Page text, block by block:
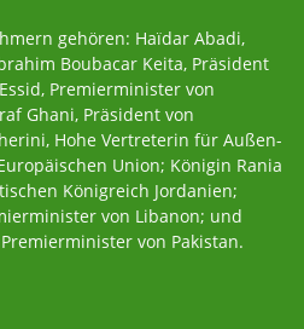
gehören: Haïdar Abadi,
Boubacar Keita, Präsident
Premierminister von
Ghani, Präsident von
Hohe Vertreterin für Außen-
Union; Königin Rania
Königreich Jordanien;
von Libanon; und
von Pakistan.